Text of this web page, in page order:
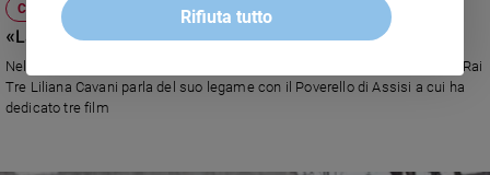
CINEMA E FEDE
«La mia vita da regista con San Francesco nel cuore»
Nella puntata di "Sulla via di Damasco" domenica 13 ottobre ore 7.30 su Rai
Tre Liliana Cavani parla del suo legame con il Poverello di Assisi a cui ha
dedicato tre film
Rifiuta tutto